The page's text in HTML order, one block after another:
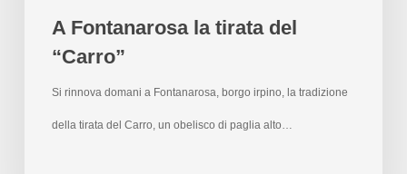
A Fontanarosa la tirata del
“Carro”
Si rinnova domani a Fontanarosa, borgo irpino, la tradizione
della tirata del Carro, un obelisco di paglia alto…